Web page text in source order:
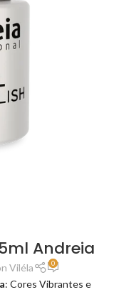
Andreia
Viléla 0
: Cores Vibrantes e